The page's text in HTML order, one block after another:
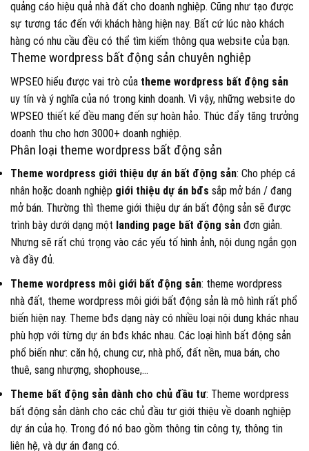
quảng cáo hiệu quả nhà đất cho doanh nghiệp. Cũng như tạo được
sự tương tác đến với khách hàng hiện nay. Bất cứ lúc nào khách
hàng có nhu cầu đều có thể tìm kiếm thông qua website của bạn.
Theme wordpress bất động sản chuyên nghiệp
WPSEO hiểu được vai trò của theme wordpress bất động sản
uy tín và ý nghĩa của nó trong kinh doanh. Vì vậy, những website do
WPSEO thiết kế đều mang đến sự hoàn hảo. Thúc đẩy tăng trưởng
doanh thu cho hơn 3000+ doanh nghiệp.
Phân loại theme wordpress bất động sản
Theme wordpress giới thiệu dự án bất động sản: Cho phép cá
nhân hoặc doanh nghiệp giới thiệu dự án bđs sắp mở bán / đang
mở bán. Thường thì theme giới thiệu dự án bất động sản sẽ được
trình bày dưới dạng một landing page bất động sản đơn giản.
Nhưng sẽ rất chú trọng vào các yếu tố hình ảnh, nội dung ngắn gọn
và đầy đủ.
Theme wordpress môi giới bất động sản: theme wordpress
nhà đất, theme wordpress môi giới bất động sản là mô hình rất phổ
biến hiện nay. Theme bđs dạng này có nhiều loại nội dung khác nhau
phù hợp với từng dự án bđs khác nhau. Các loại hình bất động sản
phổ biến như: căn hộ, chung cư, nhà phố, đất nền, mua bán, cho
thuê, sang nhượng, shophouse,...
Theme bất động sản dành cho chủ đầu tư: Theme wordpress
bất động sản dành cho các chủ đầu tư giới thiệu về doanh nghiệp
dự án của họ. Trong đó nó bao gồm thông tin công ty, thông tin
liên hệ, và dự án đang có.